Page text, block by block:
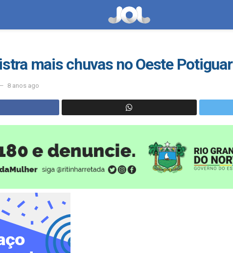
mais chuvas no Oeste Potiguar
8 anos ago